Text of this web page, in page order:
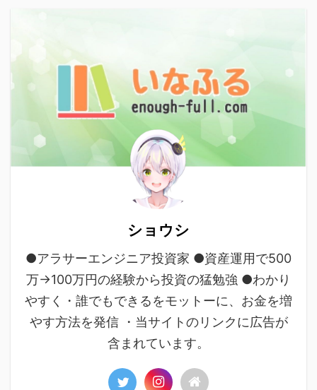
ショウシ
●アラサーエンジニア投資家 ●資産運用で500
万→100万円の経験から投資の猛勉強 ●わかり
やすく・誰でもできるをモットーに、お金を増
やす方法を発信 ・当サイトのリンクに広告が
含まれています。